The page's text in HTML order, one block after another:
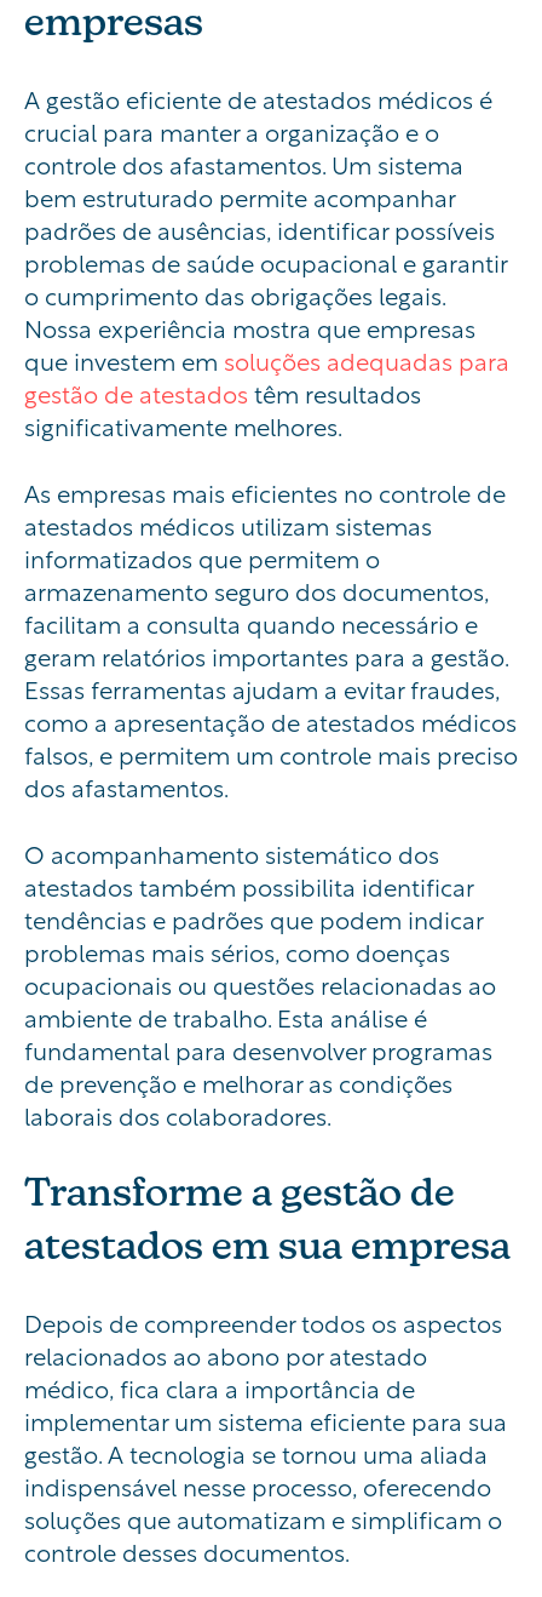
empresas
A gestão eficiente de atestados médicos é
crucial para manter a organização e o
controle dos afastamentos. Um sistema
bem estruturado permite acompanhar
padrões de ausências, identificar possíveis
problemas de saúde ocupacional e garantir
o cumprimento das obrigações legais.
Nossa experiência mostra que empresas
que investem em soluções adequadas para
gestão de atestados têm resultados
significativamente melhores.
As empresas mais eficientes no controle de
atestados médicos utilizam sistemas
informatizados que permitem o
armazenamento seguro dos documentos,
facilitam a consulta quando necessário e
geram relatórios importantes para a gestão.
Essas ferramentas ajudam a evitar fraudes,
como a apresentação de atestados médicos
falsos, e permitem um controle mais preciso
dos afastamentos.
O acompanhamento sistemático dos
atestados também possibilita identificar
tendências e padrões que podem indicar
problemas mais sérios, como doenças
ocupacionais ou questões relacionadas ao
ambiente de trabalho. Esta análise é
fundamental para desenvolver programas
de prevenção e melhorar as condições
laborais dos colaboradores.
Transforme a gestão de
atestados em sua empresa
Depois de compreender todos os aspectos
relacionados ao abono por atestado
médico, fica clara a importância de
implementar um sistema eficiente para sua
gestão. A tecnologia se tornou uma aliada
indispensável nesse processo, oferecendo
soluções que automatizam e simplificam o
controle desses documentos.